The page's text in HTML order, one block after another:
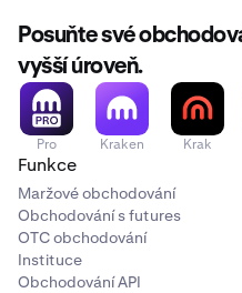
Posuňte své
vyšší úroveň.
Pro Kraken Krak
Funkce
Maržové obchodování
Obchodování s futures
OTC obchodování
Instituce
Obchodování API